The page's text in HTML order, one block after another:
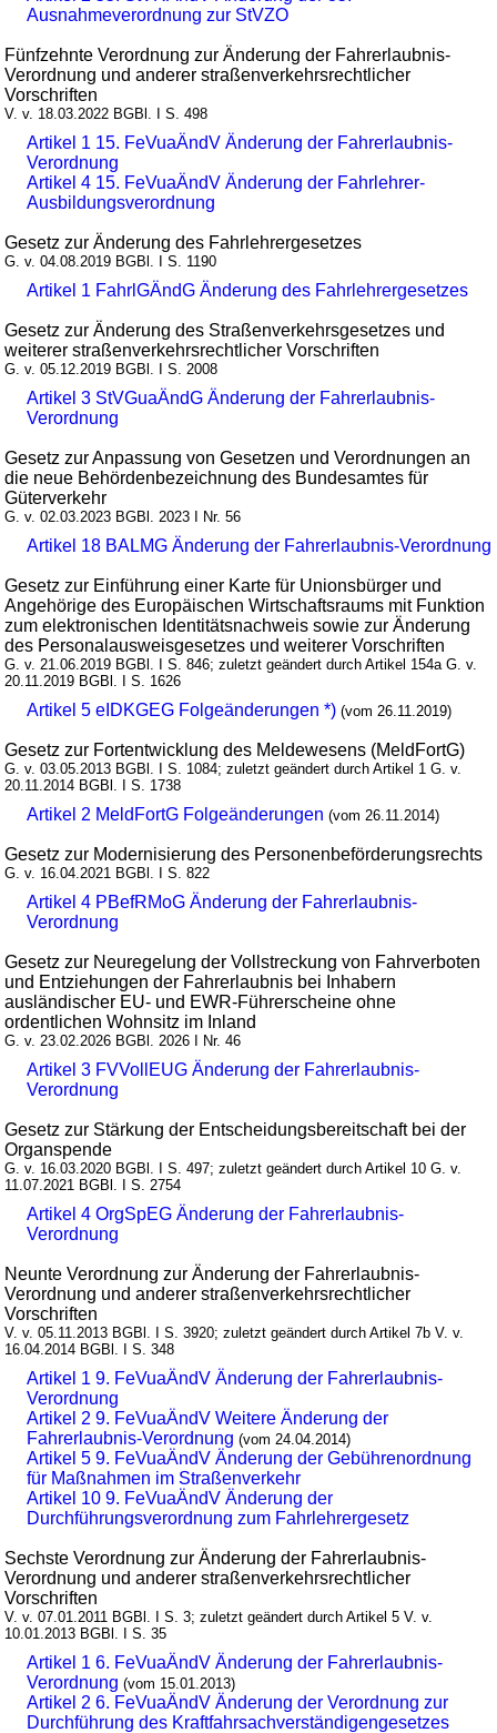
Ausnahmeverordnung zur StVZO
Fünfzehnte Verordnung zur Änderung der Fahrerlaubnis-
Verordnung und anderer straßenverkehrsrechtlicher
Vorschriften
V. v. 18.03.2022 BGBl. I S. 498
Artikel 1 15. FeVuaÄndV Änderung der Fahrerlaubnis-
Verordnung
Artikel 4 15. FeVuaÄndV Änderung der Fahrlehrer-
Ausbildungsverordnung
Gesetz zur Änderung des Fahrlehrergesetzes
G. v. 04.08.2019 BGBl. I S. 1190
Artikel 1 FahrlGÄndG Änderung des Fahrlehrergesetzes
Gesetz zur Änderung des Straßenverkehrsgesetzes und
weiterer straßenverkehrsrechtlicher Vorschriften
G. v. 05.12.2019 BGBl. I S. 2008
Artikel 3 StVGuaÄndG Änderung der Fahrerlaubnis-
Verordnung
Gesetz zur Anpassung von Gesetzen und Verordnungen an
die neue Behördenbezeichnung des Bundesamtes für
Güterverkehr
G. v. 02.03.2023 BGBl. 2023 I Nr. 56
Artikel 18 BALMG Änderung der Fahrerlaubnis-Verordnung
Gesetz zur Einführung einer Karte für Unionsbürger und
Angehörige des Europäischen Wirtschaftsraums mit Funktion
zum elektronischen Identitätsnachweis sowie zur Änderung
des Personalausweisgesetzes und weiterer Vorschriften
G. v. 21.06.2019 BGBl. I S. 846; zuletzt geändert durch Artikel 154a G. v.
20.11.2019 BGBl. I S. 1626
Artikel 5 eIDKGEG Folgeänderungen *) (vom 26.11.2019)
Gesetz zur Fortentwicklung des Meldewesens (MeldFortG)
G. v. 03.05.2013 BGBl. I S. 1084; zuletzt geändert durch Artikel 1 G. v.
20.11.2014 BGBl. I S. 1738
Artikel 2 MeldFortG Folgeänderungen (vom 26.11.2014)
Gesetz zur Modernisierung des Personenbeförderungsrechts
G. v. 16.04.2021 BGBl. I S. 822
Artikel 4 PBefRMoG Änderung der Fahrerlaubnis-
Verordnung
Gesetz zur Neuregelung der Vollstreckung von Fahrverboten
und Entziehungen der Fahrerlaubnis bei Inhabern
ausländischer EU- und EWR-Führerscheine ohne
ordentlichen Wohnsitz im Inland
G. v. 23.02.2026 BGBl. 2026 I Nr. 46
Artikel 3 FVVollEUG Änderung der Fahrerlaubnis-
Verordnung
Gesetz zur Stärkung der Entscheidungsbereitschaft bei der
Organspende
G. v. 16.03.2020 BGBl. I S. 497; zuletzt geändert durch Artikel 10 G. v.
11.07.2021 BGBl. I S. 2754
Artikel 4 OrgSpEG Änderung der Fahrerlaubnis-
Verordnung
Neunte Verordnung zur Änderung der Fahrerlaubnis-
Verordnung und anderer straßenverkehrsrechtlicher
Vorschriften
V. v. 05.11.2013 BGBl. I S. 3920; zuletzt geändert durch Artikel 7b V. v.
16.04.2014 BGBl. I S. 348
Artikel 1 9. FeVuaÄndV Änderung der Fahrerlaubnis-
Verordnung
Artikel 2 9. FeVuaÄndV Weitere Änderung der
Fahrerlaubnis-Verordnung (vom 24.04.2014)
Artikel 5 9. FeVuaÄndV Änderung der Gebührenordnung
für Maßnahmen im Straßenverkehr
Artikel 10 9. FeVuaÄndV Änderung der
Durchführungsverordnung zum Fahrlehrergesetz
Sechste Verordnung zur Änderung der Fahrerlaubnis-
Verordnung und anderer straßenverkehrsrechtlicher
Vorschriften
V. v. 07.01.2011 BGBl. I S. 3; zuletzt geändert durch Artikel 5 V. v.
10.01.2013 BGBl. I S. 35
Artikel 1 6. FeVuaÄndV Änderung der Fahrerlaubnis-
Verordnung (vom 15.01.2013)
Artikel 2 6. FeVuaÄndV Änderung der Verordnung zur
Durchführung des Kraftfahrsachverständigengesetzes